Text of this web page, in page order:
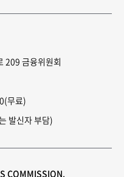
209 금융위원회
무료)
발신자 부담)
COMMISSION.